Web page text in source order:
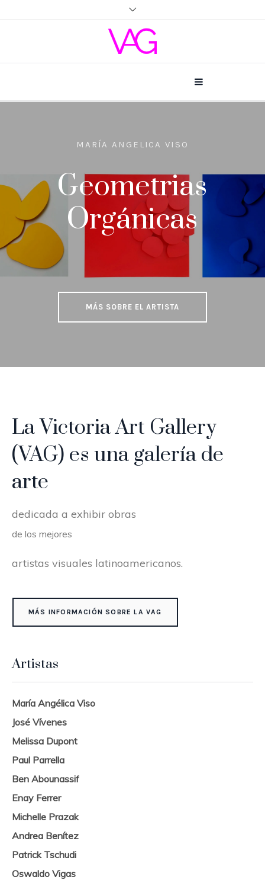
MÁS SOBRE EL ARTISTA
MARÍA ANGELICA VISO
Geometrias
Orgánicas
La Victoria Art Gallery
(VAG) es una galería de
arte
dedicada a exhibir obras
de los mejores
artistas visuales latinoamericanos.
MÁS INFORMACIÓN SOBRE LA VAG
Artistas
María Angélica Viso
José Vívenes
Melissa Dupont
Paul Parrella
Ben Abounassif
Enay Ferrer
Michelle Prazak
Andrea Benítez
Patrick Tschudi
Oswaldo Vigas